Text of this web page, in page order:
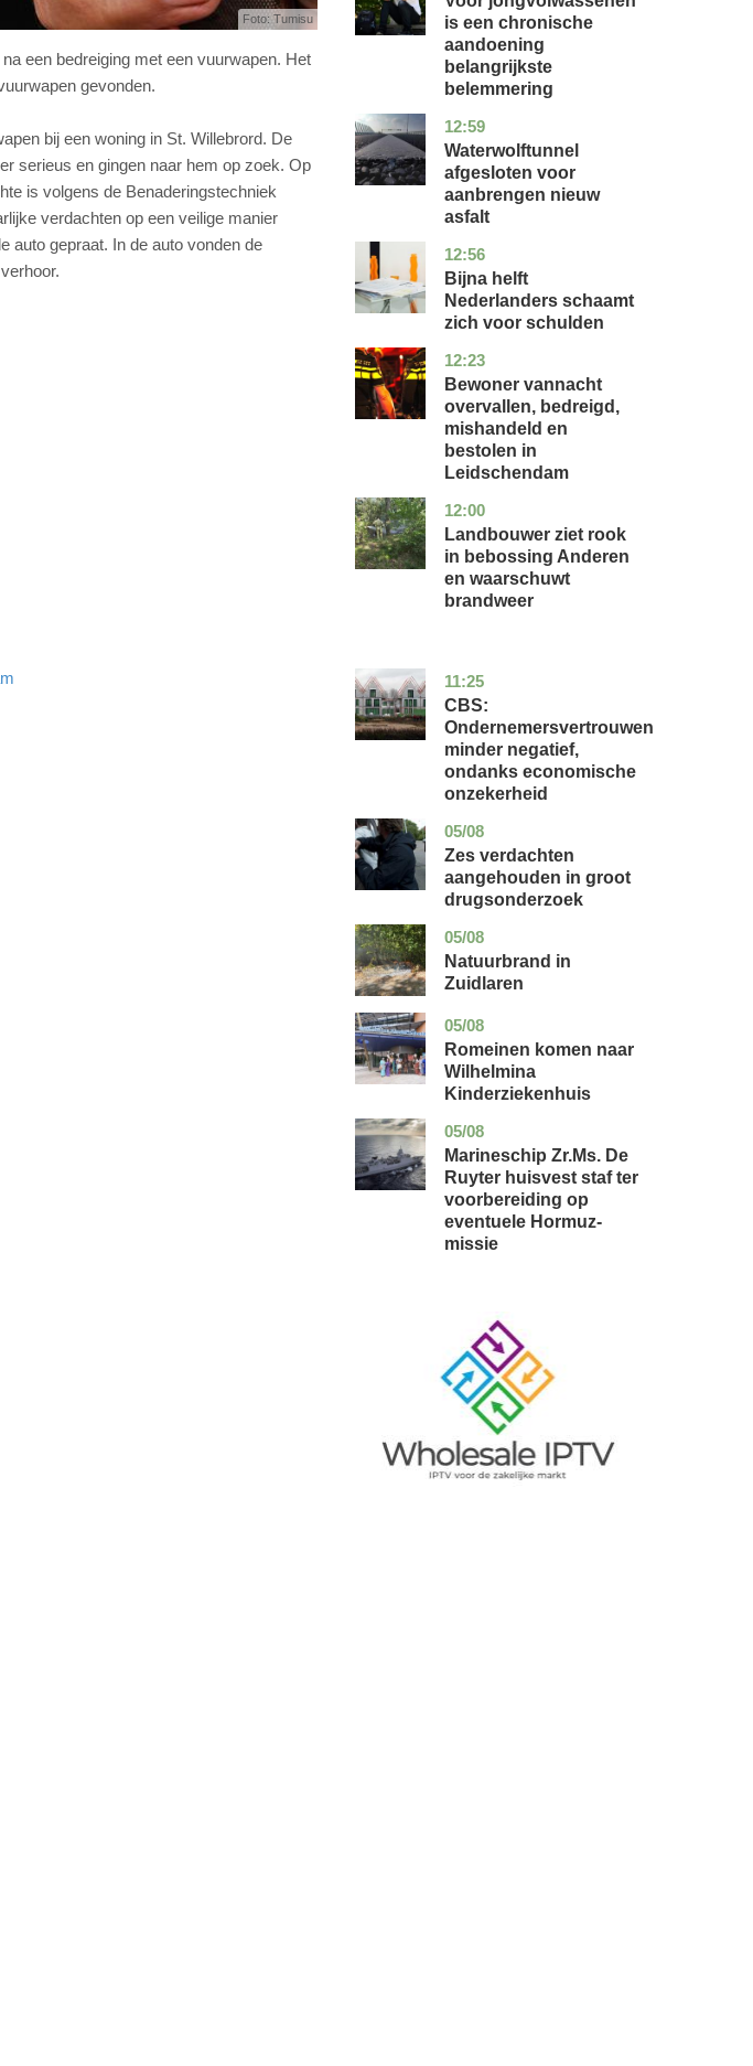
Foto: Tumisu
een bedreiging met een vuurwapen. Het
gevonden.
bij een woning in St. Willebrord. De
serieus en gingen naar hem op zoek. Op
is volgens de Benaderingstechniek
verdachten op een veilige manier
auto gepraat. In de auto vonden de
is een chronische
aandoening
belangrijkste
belemmering
12:59
noord-
holland
nieuws
Waterwolftunnel
afgesloten voor
aanbrengen nieuw
asfalt
12:56
noord-
holland
economie
Bijna helft
Nederlanders schaamt
zich voor schulden
12:23
zuid-
holland
nieuws
Bewoner vannacht
overvallen, bedreigd,
mishandeld en
bestolen in
Leidschendam
12:00
drenthe
nieuws
Landbouwer ziet rook
in bebossing Anderen
en waarschuwt
brandweer
11:25
zuid-
holland
economie
CBS:
Ondernemersvertrouwen
minder negatief,
ondanks economische
onzekerheid
05/08
zuid-
holland
nieuws
Zes verdachten
aangehouden in groot
drugsonderzoek
05/08
drenthe
nieuws
Natuurbrand in
Zuidlaren
05/08
utrecht
nieuws
Romeinen komen naar
Wilhelmina
Kinderziekenhuis
05/08
zuid-
holland
nieuws
Marineschip Zr.Ms. De
Ruyter huisvest staf ter
voorbereiding op
eventuele Hormuz-
missie